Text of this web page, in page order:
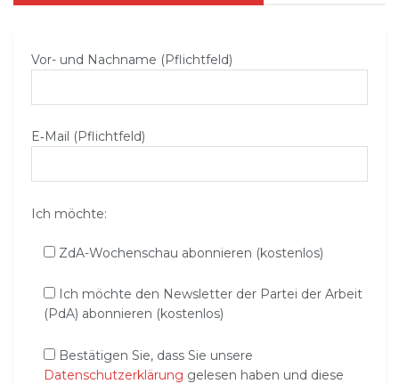
Vor- und Nachname (Pflichtfeld)
E‑Mail (Pflichtfeld)
Ich möchte:
ZdA-Wochenschau abonnieren (kostenlos)
Ich möchte den Newsletter der Partei der Arbeit
(PdA) abonnieren (kostenlos)
Bestätigen Sie, dass Sie unsere
Datenschutzerklärung gelesen haben und diese